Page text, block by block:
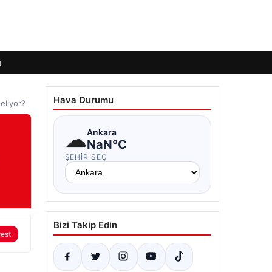
Hava Durumu
☁Ankara
NaN°C
ŞEHIR SEÇ
Bizi Takip Edin